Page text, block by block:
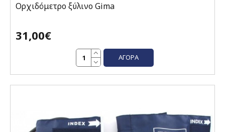
Ορχιδόμετρο ξύλινο Gima
31,00€
ΑΓΟΡΆ